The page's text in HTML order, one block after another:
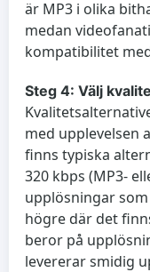
är MP3 i olika
medan
kompatibilitet
Steg 4: Välj
med upplevelsen
finns typiska
320 kbps (MP3-
upplösningar som
högre där det
beror på
levererar smidig